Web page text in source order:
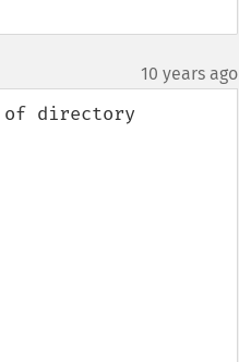
10 years ago
directory